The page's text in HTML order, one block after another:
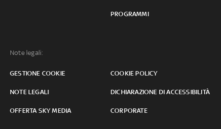
PROGRAMMI
Note legali:
GESTIONE COOKIE COOKIE POLICY
NOTE LEGALI DICHIARAZIONE DI ACCESSIBILITÀ
OFFERTA SKY MEDIA CORPORATE